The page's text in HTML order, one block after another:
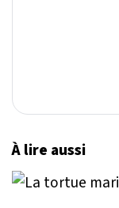
À lire aussi